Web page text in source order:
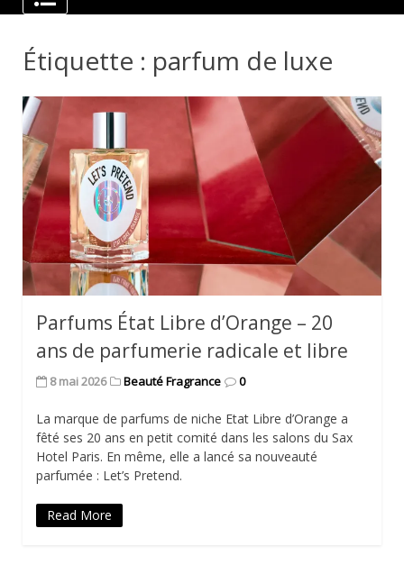
Étiquette : parfum de luxe
Parfums État Libre d’Orange – 20
ans de parfumerie radicale et libre
8 mai 2026 Beauté Fragrance 0
La marque de parfums de niche Etat Libre d’Orange a
fêté ses 20 ans en petit comité dans les salons du Sax
Hotel Paris. En même, elle a lancé sa nouveauté
parfumée : Let’s Pretend.
Read More